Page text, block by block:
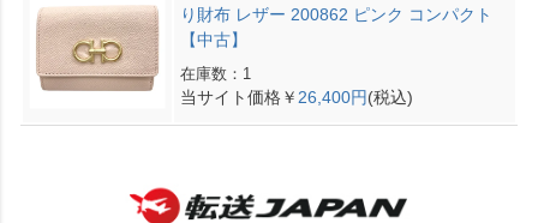
り財布 レザー 200862 ピンク コンパクト
【中古】
在庫数：1
当サイト価格￥ 26,400円(税込)